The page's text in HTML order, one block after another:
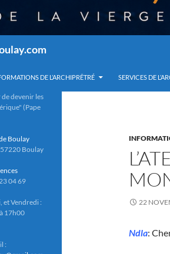
DE L’ARCHIPRÊTRÉ SERVICES DE
22
Ndla:
devenir les
(Pape
Boulay
Boulay
04 69
et Vendredi :
17h00
: